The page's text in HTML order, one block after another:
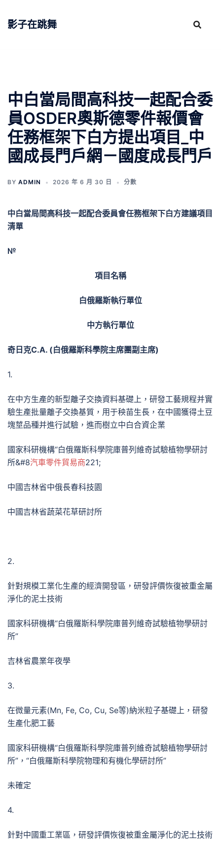
影子在跳舞
中白當局間高科技一起配合委
員OSDER奧斯德零件報價會
任務框架下白方提出項目_中
國成長門戶網－國度成長門戶
BY ADMIN 2026 年 6 月 30 日 分數
中白當局間高科技一起配合委員會任務框架下白方建議項目
清單
№
項目名稱
白俄羅斯執行單位
中方執行單位
奇日克С.А. (白俄羅斯科學院主席團副主席)
1.
在中方生產的新型離子交換資料基礎上，研發工藝規程并實
驗生產批量離子交換基質，用于秧苗生長，在中國獲得土豆
塊莖品種并進行試驗，進而樹立中白合資企業
國家科研機構“白俄羅斯科學院庫普列維奇試驗植物學研討
所&#8汽車零件貿易商221;
中國吉林省中俄長春科技園
中國吉林省蔬菜花草研討所
2.
針對規模工業化生產的經濟開發區，研發評價恢復被重金屬
淨化的泥土技術
國家科研機構“白俄羅斯科學院庫普列維奇試驗植物學研討
所”
吉林省農業年夜學
3.
在微量元素(Mn, Fе, Co, Cu, Se等)納米粒子基礎上，研發
生產化肥工藝
國家科研機構“白俄羅斯科學院庫普列維奇試驗植物學研討
所”，“白俄羅斯科學院物理和有機化學研討所”
未確定
4.
針對中國重工業區，研發評價恢復被重金屬淨化的泥土技術